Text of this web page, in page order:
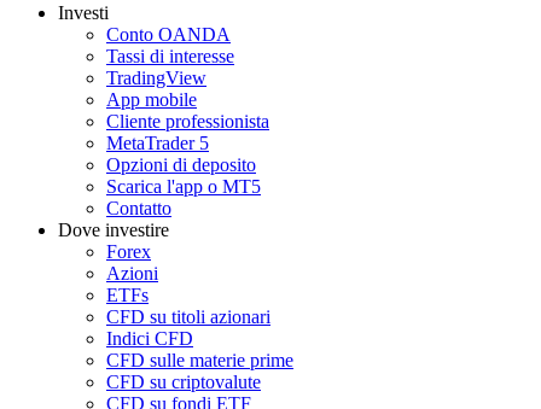
Investi
Conto OANDA
Tassi di interesse
TradingView
App mobile
Cliente professionista
MetaTrader 5
Opzioni di deposito
Scarica l'app o MT5
Contatto
Dove investire
Forex
Azioni
ETFs
CFD su titoli azionari
Indici CFD
CFD sulle materie prime
CFD su criptovalute
CFD su fondi ETF